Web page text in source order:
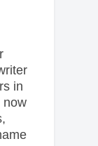
in
now